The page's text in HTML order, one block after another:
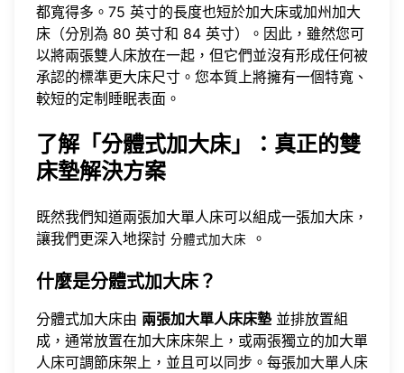
都寬得多。75 英寸的長度也短於加大床或加州加大
床（分別為 80 英寸和 84 英寸）。因此，雖然您可
以將兩張雙人床放在一起，但它們並沒有形成任何被
承認的標準更大床尺寸。您本質上將擁有一個特寬、
較短的定制睡眠表面。
了解「分體式加大床」：真正的雙
床墊解決方案
既然我們知道兩張加大單人床可以組成一張加大床，
讓我們更深入地探討 分體式加大床 。
什麼是分體式加大床？
分體式加大床由 兩張加大單人床床墊並排放置組
成，通常放置在加大床床架上，或兩張獨立的加大單
人床可調節床架上，並且可以同步。每張加大單人床